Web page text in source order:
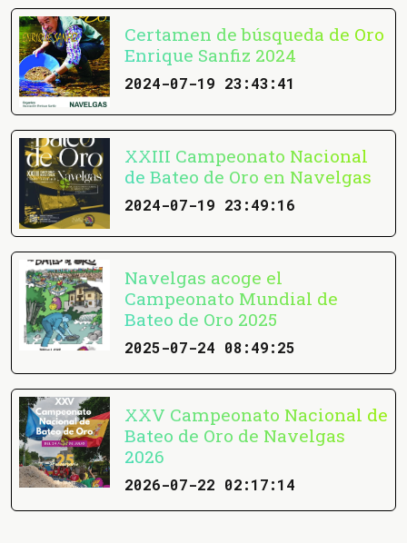
Certamen de búsqueda de Oro
Enrique Sanfiz 2024
2024-07-19 23:43:41
XXIII Campeonato Nacional
de Bateo de Oro en Navelgas
2024-07-19 23:49:16
Navelgas acoge el
Campeonato Mundial de
Bateo de Oro 2025
2025-07-24 08:49:25
XXV Campeonato Nacional de
Bateo de Oro de Navelgas
2026
2026-07-22 02:17:14